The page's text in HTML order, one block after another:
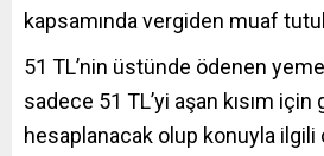
kapsamında vergiden muaf
51 TL’nin üstünde ödenen
sadece 51 TL’yi aşan kısım
hesaplanacak olup konuyla ilgili